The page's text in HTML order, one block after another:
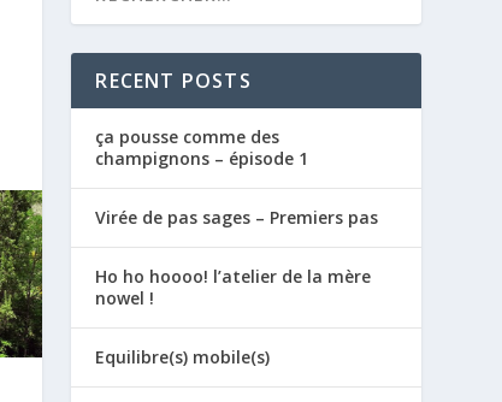
RECENT POSTS
ça pousse comme des
champignons – épisode 1
Virée de pas sages – Premiers pas
Ho ho hoooo! l’atelier de la mère
nowel !
Equilibre(s) mobile(s)